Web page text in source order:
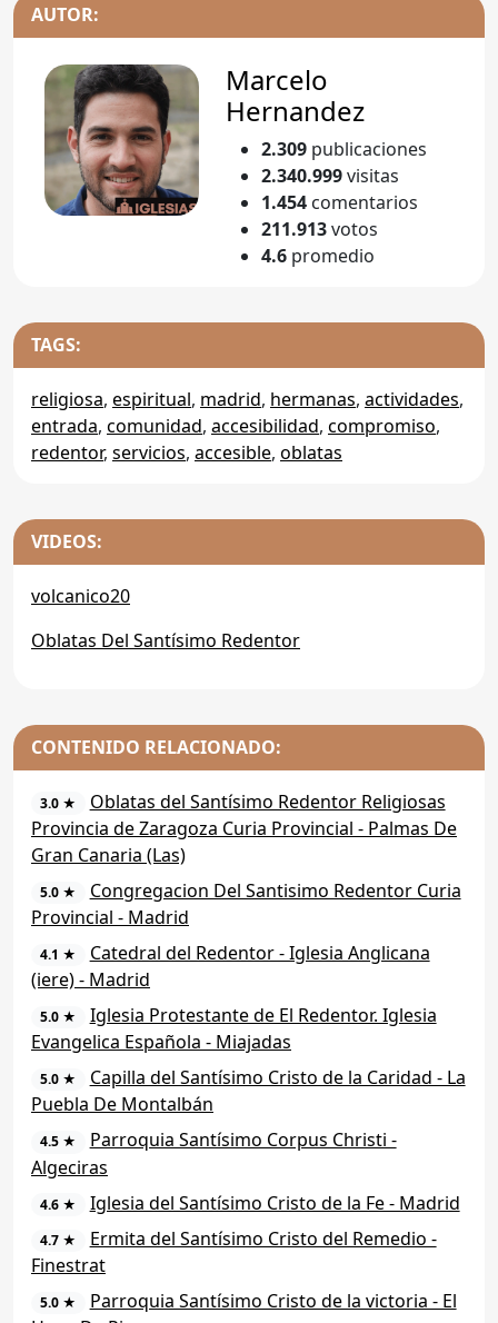
AUTOR:
Marcelo
Hernandez
2.309 publicaciones
2.340.999visitas
1.454 comentarios
211.913votos
4.6 promedio
TAGS:
religiosa, espiritual, madrid, hermanas, actividades,
entrada, comunidad, accesibilidad, compromiso,
redentor, servicios, accesible, oblatas
VIDEOS:
volcanico20
Oblatas Del Santísimo Redentor
CONTENIDO RELACIONADO:
3.0 ★
Oblatas del Santísimo Redentor Religiosas
Provincia de Zaragoza Curia Provincial - Palmas De
Gran Canaria (Las)
5.0 ★
Congregacion Del Santisimo Redentor Curia
Provincial - Madrid
4.1 ★
Catedral del Redentor - Iglesia Anglicana
(iere) - Madrid
5.0 ★
Iglesia Protestante de El Redentor. Iglesia
Evangelica Española - Miajadas
5.0 ★
Capilla del Santísimo Cristo de la Caridad - La
Puebla De Montalbán
4.5 ★
Parroquia Santísimo Corpus Christi -
Algeciras
4.6 ★ Iglesia del Santísimo Cristo de la Fe - Madrid
4.7 ★
Ermita del Santísimo Cristo del Remedio -
Finestrat
5.0 ★
Parroquia Santísimo Cristo de la victoria - El